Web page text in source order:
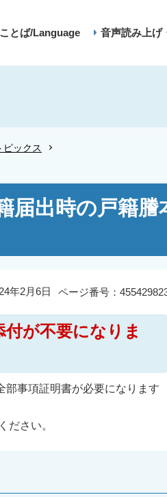
ことば/Language 音声読み上げ
ピックス
届出時の戸籍
ページ番号：
年2月6日
が不要になりま
部事項証明書が必要になります
ださい。